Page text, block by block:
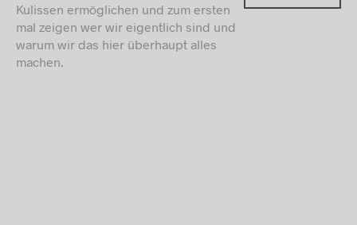
Kulissen ermöglichen und zum ersten
mal zeigen wer wir eigentlich sind und
warum wir das hier überhaupt alles
machen.